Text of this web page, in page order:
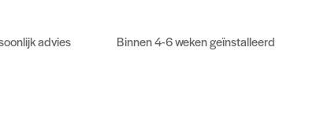
advies Binnen 4-6 weken geïnstalleerd